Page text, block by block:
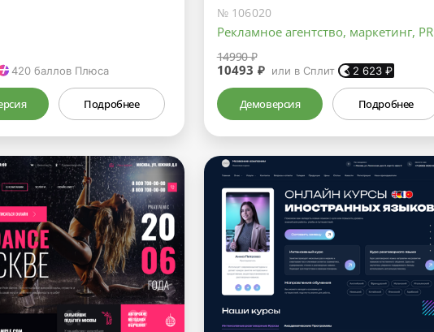
420баллов Плюса
Подробнее
№ 106020
Рекламное агентство, маркетинг, PR
14990 ₽
10493 ₽ или в Сплит 2 623 ₽
Демоверсия Подробнее